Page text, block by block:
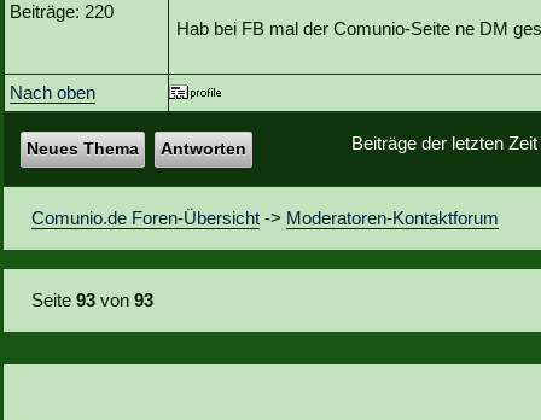
Beiträge: 220
Hab bei FB mal der Comunio-Seite ne DM
Nach oben
Beiträge der letzten
Neues Thema Antworten
Comunio.de Foren-Übersicht -> Moderatoren-Kontaktforum
Seite93 von93